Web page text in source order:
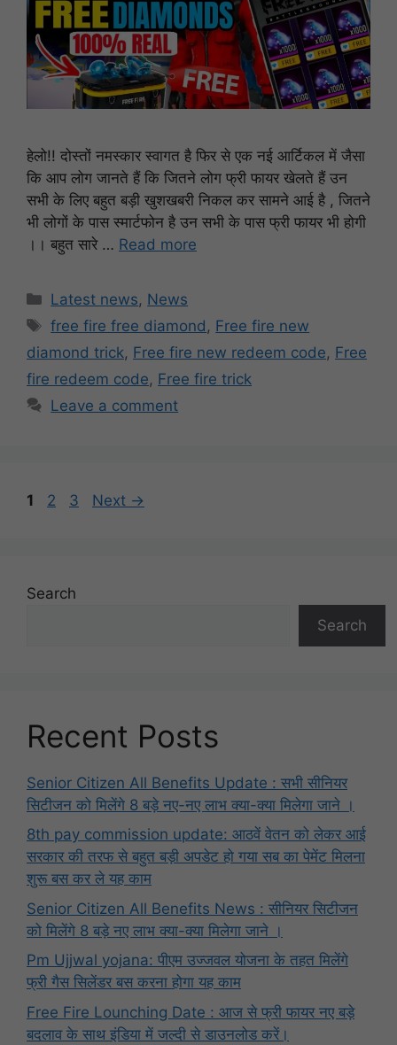
हेलो!! दोस्तों नमस्कार स्वागत है फिर से एक नई आर्टिकल में जैसा
कि आप लोग जानते हैं कि जितने लोग फ्री फायर खेलते हैं उन
सभी के लिए बहुत बड़ी खुशखबरी निकल कर सामने आई है , जितने
भी लोगों के पास स्मार्टफोन है उन सभी के पास फ्री फायर भी होगी
।। बहुत सारे … Read more
Categories
Latest news, News
Tags
free fire free diamond , Free fire new
diamond trick, Free fire new redeem code, Free
fire redeem code, Free fire trick
Leave a comment
Page
1 Page
2 Page
3 Next →
Search
Search
Recent Posts
Senior Citizen All Benefits Update : सभी सीनियर
सिटीजन को मिलेंगे 8 बड़े नए-नए लाभ क्या-क्या मिलेगा जाने ।
8th pay commission update: आठवें वेतन को लेकर आई
सरकार की तरफ से बहुत बड़ी अपडेट हो गया सब का पेमेंट मिलना
शुरू बस कर ले यह काम
Senior Citizen All Benefits News : सीनियर सिटीजन
को मिलेंगे 8 बड़े नए लाभ क्या-क्या मिलेगा जाने ।
Pm Ujjwal yojana: पीएम उज्जवल योजना के तहत मिलेंगे
फ्री गैस सिलेंडर बस करना होगा यह काम
Free Fire Lounching Date : आज से फ्री फायर नए बड़े
बदलाव के साथ इंडिया में जल्दी से डाउनलोड करें।